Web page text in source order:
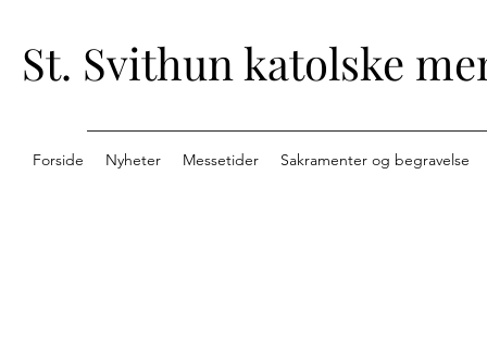
St. Svithun katolske
Forside Nyheter Messetider Sakramenter og begravelse